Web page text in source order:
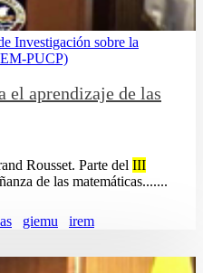
Investigación sobre la
PUCP)
el aprendizaje de las
Rousset. Parte del III
de las matemáticas.......
giemu irem